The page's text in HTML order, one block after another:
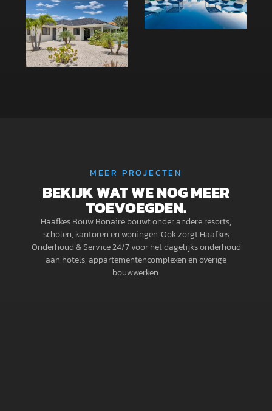
MEER PROJECTEN
BEKIJK WAT WE NOG MEER
TOEVOEGDEN.
Haafkes Bouw Bonaire bouwt onder andere resorts,
scholen, kantoren en woningen. Ook zorgt Haafkes
Onderhoud & Service 24/7 voor het dagelijks onderhoud
aan hotels, appartementencomplexen en overige
bouwwerken.